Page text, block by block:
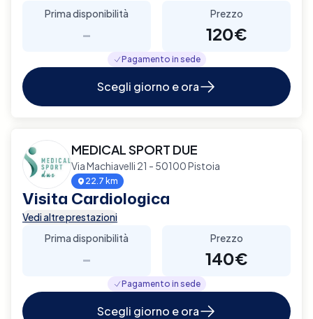
Prima disponibilità
-
Prezzo
120€
Pagamento in sede
Scegli giorno e ora
MEDICAL SPORT DUE
Via Machiavelli 21 - 50100 Pistoia
22.7 km
Visita Cardiologica
Vedi altre prestazioni
Prima disponibilità
-
Prezzo
140€
Pagamento in sede
Scegli giorno e ora